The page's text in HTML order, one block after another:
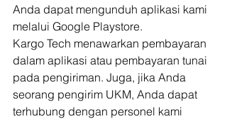
Anda dapat mengunduh aplikasi kami
melalui Google Playstore.
Kargo Tech menawarkan pembayaran
dalam aplikasi atau pembayaran tunai
pada pengiriman. Juga, jika Anda
seorang pengirim UKM, Anda dapat
terhubung dengan personel kami